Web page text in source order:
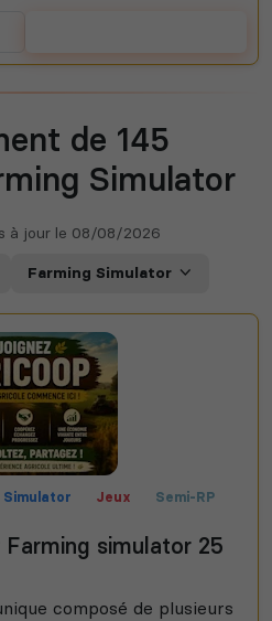
de 145
Simulator
à jour le 08/08/2026
Farming Simulator
Simulator Jeux
Semi-RP
simulator 25
composé de plusieurs